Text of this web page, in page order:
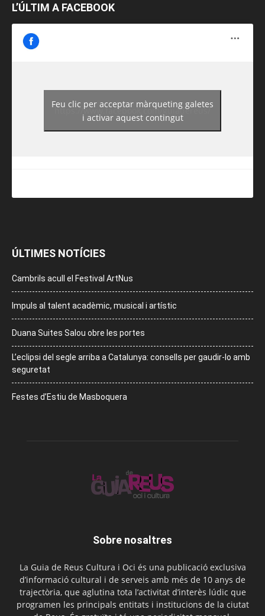
L’ÚLTIM A FACEBOOK
https://www.facebook.com/guiadereus/
Feu clic per acceptar màrqueting galetes
i activar aquest contingut
ÚLTIMES NOTÍCIES
Cambrils acull el Festival ArtNus
Impuls al talent acadèmic, musical i artístic
Duana Suites Salou obre les portes
L’eclipsi del segle arriba a Catalunya: consells per gaudir-lo amb
seguretat
Festes d’Estiu de Masboquera
Sobre nosaltres
La Guia de Reus Cultura i Oci és una publicació exclusiva
d’informació cultural i de serveis amb més de 10 anys de
trajectòria, que aglutina tota l’activitat d’interès lúdic que
programen les principals entitats i institucions de la ciutat